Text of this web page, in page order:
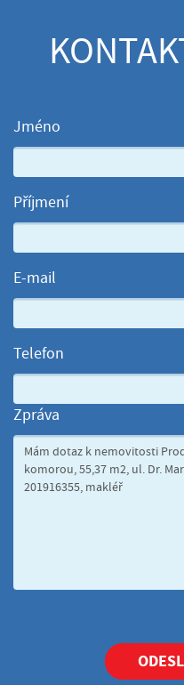
Jméno
Příjmení
E-mail
Telefon
Zpráva